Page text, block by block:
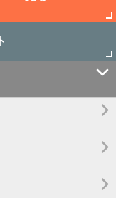



